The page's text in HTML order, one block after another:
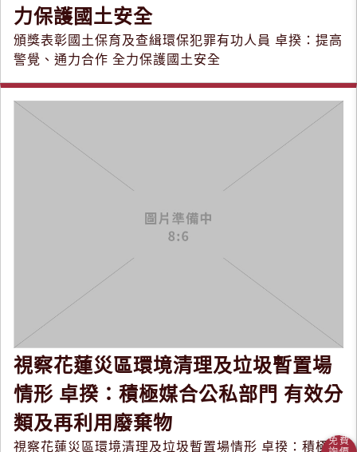
力保護國土安全
頒獎表彰國土保育及查緝環保犯罪有功人員 卓揆：提高
警覺、通力合作 全力保護國土安全
視察花蓮災區環境清理及垃圾暫置場
情形 卓揆：積極媒合公私部門 有效分
類及再利用廢棄物
視察花蓮災區環境清理及垃圾暫置場情形 卓揆：積極媒